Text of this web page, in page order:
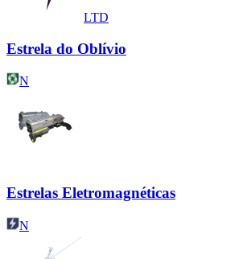
LTD
Estrela do Oblívio
N
Estrelas Eletromagnéticas
N